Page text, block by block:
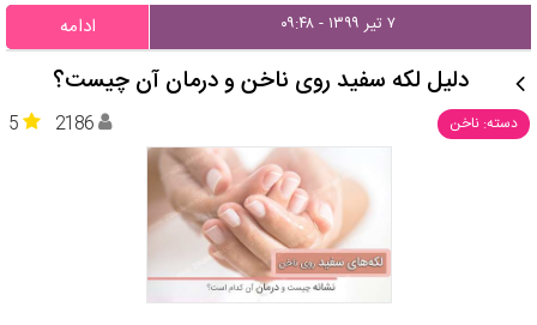
۷ تیر ۱۳۹۹ - ۰۹:۴۸ ادامه
دلیل لکه سفید روی ناخن و درمان آن چیست؟
دسته: ناخن 5 2186